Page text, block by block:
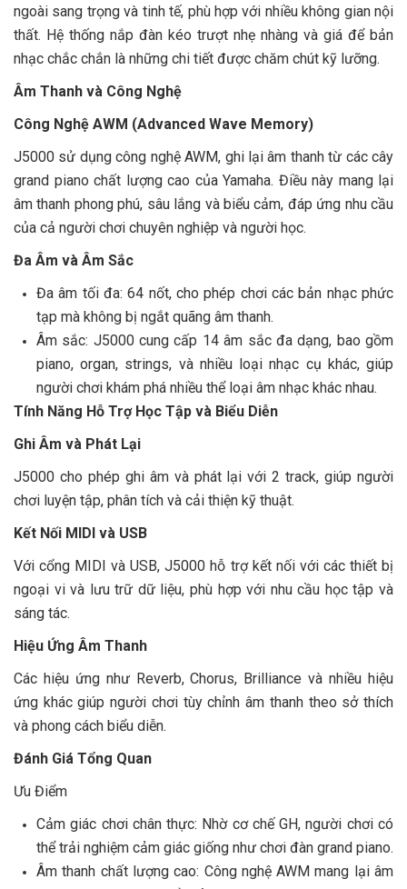
ngoài sang trọng và tinh tế, phù hợp với nhiều không gian nội
thất. Hệ thống nắp đàn kéo trượt nhẹ nhàng và giá để bản
nhạc chắc chắn là những chi tiết được chăm chút kỹ lưỡng.
Âm Thanh và Công Nghệ
Công Nghệ AWM (Advanced Wave Memory)
J5000 sử dụng công nghệ AWM, ghi lại âm thanh từ các cây
grand piano chất lượng cao của Yamaha. Điều này mang lại
âm thanh phong phú, sâu lắng và biểu cảm, đáp ứng nhu cầu
của cả người chơi chuyên nghiệp và người học.
Đa Âm và Âm Sắc
Đa âm tối đa: 64 nốt, cho phép chơi các bản nhạc phức
tạp mà không bị ngắt quãng âm thanh.
Âm sắc: J5000 cung cấp 14 âm sắc đa dạng, bao gồm
piano, organ, strings, và nhiều loại nhạc cụ khác, giúp
người chơi khám phá nhiều thể loại âm nhạc khác nhau.
Tính Năng Hỗ Trợ Học Tập và Biểu Diễn
Ghi Âm và Phát Lại
J5000 cho phép ghi âm và phát lại với 2 track, giúp người
chơi luyện tập, phân tích và cải thiện kỹ thuật.
Kết Nối MIDI và USB
Với cổng MIDI và USB, J5000 hỗ trợ kết nối với các thiết bị
ngoại vi và lưu trữ dữ liệu, phù hợp với nhu cầu học tập và
sáng tác.
Hiệu Ứng Âm Thanh
Các hiệu ứng như Reverb, Chorus, Brilliance và nhiều hiệu
ứng khác giúp người chơi tùy chỉnh âm thanh theo sở thích
và phong cách biểu diễn.
Đánh Giá Tổng Quan
Ưu Điểm
Cảm giác chơi chân thực: Nhờ cơ chế GH, người chơi có
thể trải nghiệm cảm giác giống như chơi đàn grand piano.
Âm thanh chất lượng cao: Công nghệ AWM mang lại âm